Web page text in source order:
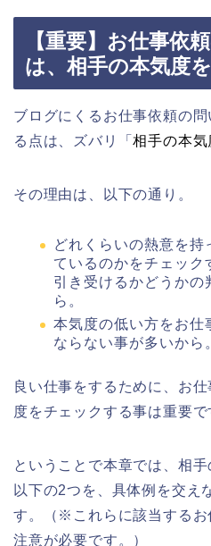
【重要】お仕事依
は、相手の本気度
ブログにくるお仕事依頼の
る点は、ズバリ「相手の本気
その理由は、以下の通り。
どれくらいの熱意を
ているのかをチェック
引き受けるかどうかの
ら。
本気度の低い方をお仕
ならない事が多いから
良い仕事をするために、お
度をチェックする事は重要で
ということで本章では、相
以下の2つを、具体例を交え
す。（※これらに該当するお
注意が必要です。）